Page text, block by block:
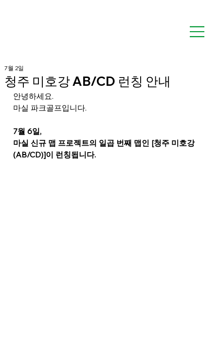
청주 미호강 AB/CD 런칭 안내
7월 2일
안녕하세요.
마실 파크골프입니다.
7월 6일,
마실 신규 맵 프로젝트의 일곱 번째 맵인 [청주 미호강
(AB/CD)]이 런칭됩니다.